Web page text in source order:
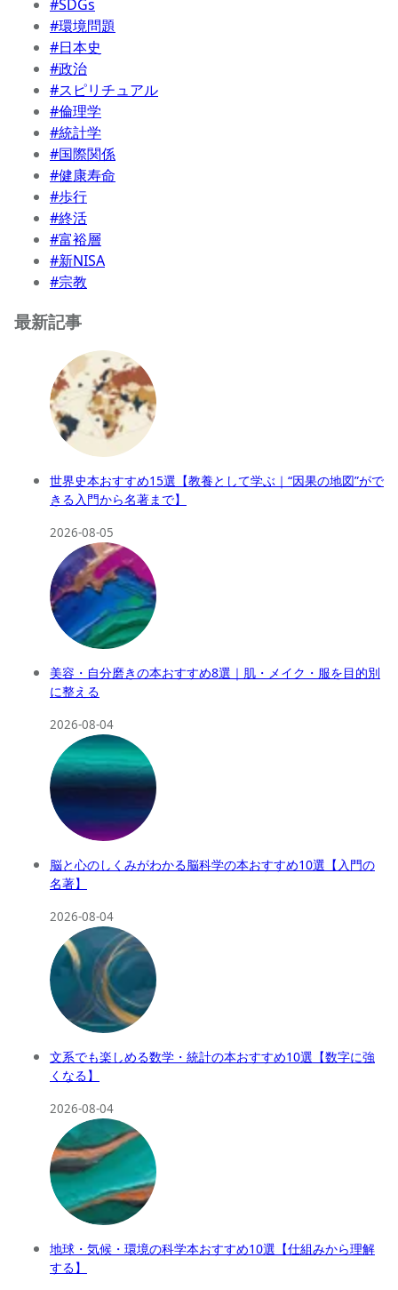
#SDGs
#環境問題
#日本史
#政治
#スピリチュアル
#倫理学
#統計学
#国際関係
#健康寿命
#歩行
#終活
#富裕層
#新NISA
#宗教
最新記事
世界史本おすすめ15選【教養として学ぶ｜“因果の地図”がで
きる入門から名著まで】
2026-08-05
美容・自分磨きの本おすすめ8選｜肌・メイク・服を目的別
に整える
2026-08-04
脳と心のしくみがわかる脳科学の本おすすめ10選【入門の
名著】
2026-08-04
文系でも楽しめる数学・統計の本おすすめ10選【数字に強
くなる】
2026-08-04
地球・気候・環境の科学本おすすめ10選【仕組みから理解
する】